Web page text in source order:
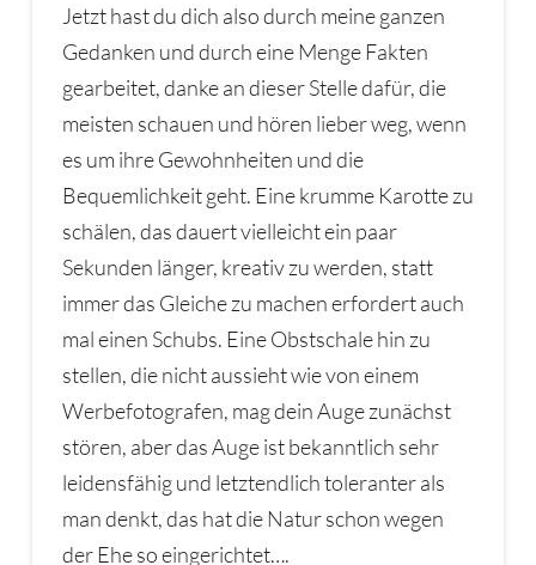
Jetzt hast du dich also durch meine ganzen
Gedanken und durch eine Menge Fakten
gearbeitet, danke an dieser Stelle dafür, die
meisten schauen und hören lieber weg, wenn
es um ihre Gewohnheiten und die
Bequemlichkeit geht. Eine krumme Karotte zu
schälen, das dauert vielleicht ein paar
Sekunden länger, kreativ zu werden, statt
immer das Gleiche zu machen erfordert auch
mal einen Schubs. Eine Obstschale hin zu
stellen, die nicht aussieht wie von einem
Werbefotografen, mag dein Auge zunächst
stören, aber das Auge ist bekanntlich sehr
leidensfähig und letztendlich toleranter als
man denkt, das hat die Natur schon wegen
der Ehe so eingerichtet….